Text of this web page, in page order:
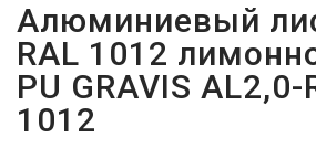
Алюминиевый
RAL 1012
PU GRAVIS AL2,0-
1012